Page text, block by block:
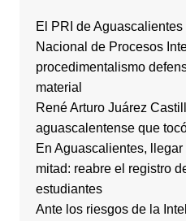
El PRI de
Nacional de Procesos
procedimentalismo
material
René Arturo Juárez
aguascalentense que
En Aguascalientes,
mitad: reabre el registro
estudiantes
Ante los riesgos de la